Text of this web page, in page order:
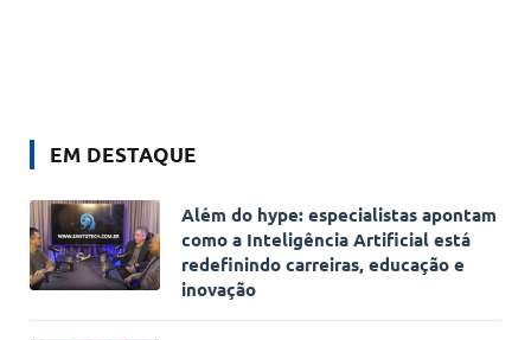
EM DESTAQUE
Além do hype: especialistas apontam
como a Inteligência Artificial está
redefinindo carreiras, educação e
inovação